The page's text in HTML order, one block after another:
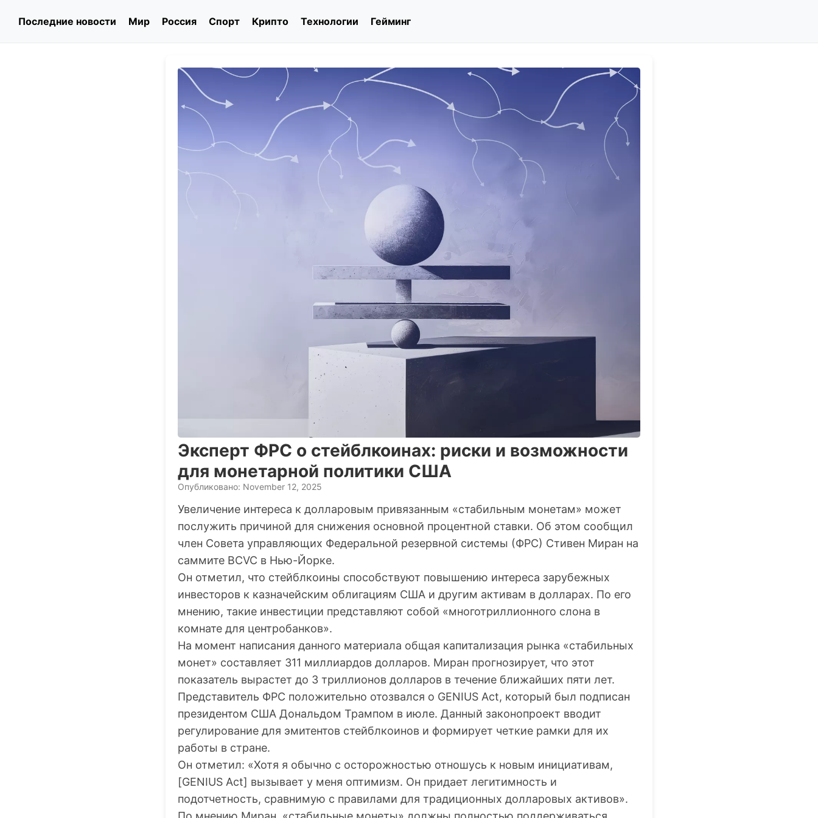
Последние новости Мир Россия Спорт Крипто Технологии Гейминг
Эксперт ФРС о стейблкоинах: риски и возможности
для монетарной политики США
Опубликовано: November 12, 2025
Увеличение интереса к долларовым привязанным «стабильным монетам» может
послужить причиной для снижения основной процентной ставки. Об этом сообщил
член Совета управляющих Федеральной резервной системы (ФРС) Стивен Миран на
саммите BCVC в Нью-Йорке.
Он отметил, что стейблкоины способствуют повышению интереса зарубежных
инвесторов к казначейским облигациям США и другим активам в долларах. По его
мнению, такие инвестиции представляют собой «многотриллионного слона в
комнате для центробанков».
На момент написания данного материала общая капитализация рынка «стабильных
монет» составляет 311 миллиардов долларов. Миран прогнозирует, что этот
показатель вырастет до 3 триллионов долларов в течение ближайших пяти лет.
Представитель ФРС положительно отозвался о GENIUS Act, который был подписан
президентом США Дональдом Трампом в июле. Данный законопроект вводит
регулирование для эмитентов стейблкоинов и формирует четкие рамки для их
работы в стране.
Он отметил: «Хотя я обычно с осторожностью отношусь к новым инициативам,
[GENIUS Act] вызывает у меня оптимизм. Он придает легитимность и
подотчетность, сравнимую с правилами для традиционных долларовых активов».